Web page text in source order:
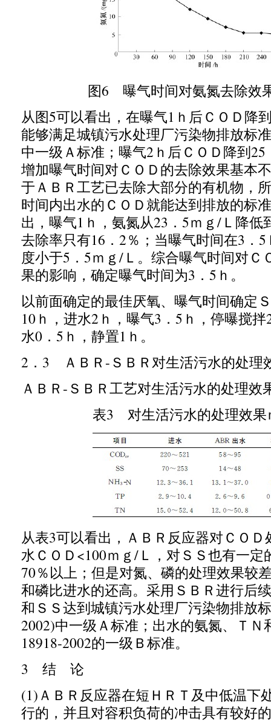
图6 曝气时间对氨氮去除效
从图5可以看出，在曝气1 ｈ后ＣＯＤ降
能够满足城镇污水处理厂污染物排放标准
中一级Ａ标准；曝气2 ｈ后ＣＯＤ降到25
增加曝气时间对ＣＯＤ的去除效果基本
于ＡＢＲ工艺已去除大部分的有机物，
时间内出水的ＣＯＤ就能达到排放的标
出，曝气1 ｈ，氨氮从23 ． 5ｍｇ/Ｌ降低
去除率只有16 ． 2％；当曝气时间在3 ． 5
度小于5 ． 5ｍｇ/Ｌ。综合曝气时间对Ｃ
果的影响，确定曝气时间为3 ． 5 ｈ。
以前面确定的最佳厌氧、曝气时间确定
10 ｈ，进水2 ｈ，曝气3 ． 5 ｈ，停曝搅拌
水0 ． 5 ｈ，静置1 ｈ。
2 ． 3 ＡＢＲ -ＳＢＲ对生活污水的处理
ＡＢＲ -ＳＢＲ工艺对生活污水的处理效
表3 对生活污水的处理效果
从表3可以看出，ＡＢＲ反应器对ＣＯＤ
水ＣＯＤ<100ｍｇ/Ｌ，对ＳＳ也有一
70％以上；但是对氮、磷的处理效果较
和磷比进水的还高。采用ＳＢＲ进行后
和ＳＳ达到城镇污水处理厂污染物排放
2002)中一级Ａ标准；出水的氨氮、ＴＮ
18918-2002的一级Ｂ标准。
3 结 论
(1)ＡＢＲ反应器在短ＨＲＴ及中低温下
行的，并且对容积负荷的冲击具有较好